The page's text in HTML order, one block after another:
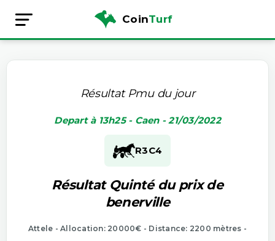
CoinTurf
Résultat Pmu du jour
Depart à 13h25 - Caen - 21/03/2022
R3C4
Résultat Quinté du prix de
benerville
Attele - Allocation: 20000€ - Distance: 2200 mètres -